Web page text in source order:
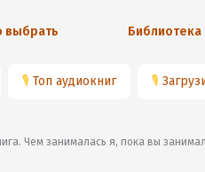
выбрать Библиотека
🎙 Топ аудиокниг 🎙
Чем занималась я, пока вы